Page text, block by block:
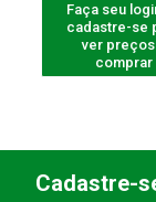
Faça seu
cadastre-se
ver preços
comprar
Cadastre-